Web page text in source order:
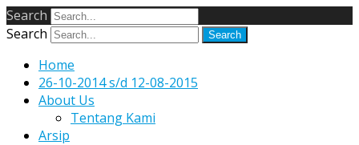
Search
Search
Home
26-10-2014 s/d 12-08-2015
About Us
Tentang Kami
Arsip